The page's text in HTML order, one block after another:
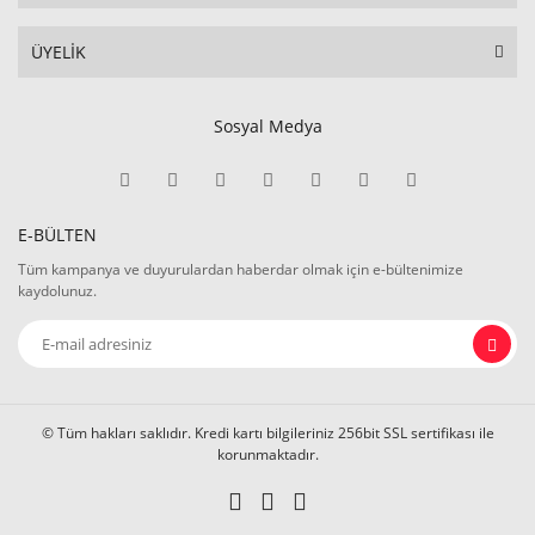
ÜYELİK
Sosyal Medya
E-BÜLTEN
Tüm kampanya ve duyurulardan haberdar olmak için e-bültenimize
kaydolunuz.
© Tüm hakları saklıdır. Kredi kartı bilgileriniz 256bit SSL sertifikası ile
korunmaktadır.